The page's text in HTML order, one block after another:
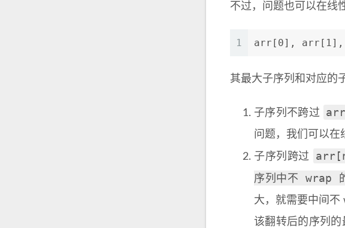
不过，问题也可以在线
1 arr[0],
其最大子序列和对应的
子序列不跨过
问题，我们可以在
子序列跨过
序列中不 wrap
大，就需要中间不
该翻转后的序列